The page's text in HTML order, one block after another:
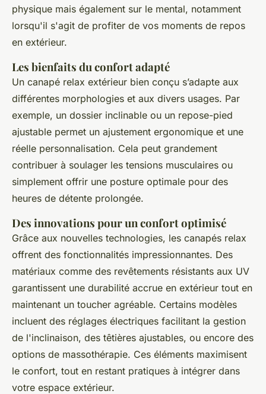
physique mais également sur le mental, notamment
lorsqu'il s'agit de profiter de vos moments de repos
en extérieur.
Les bienfaits du confort adapté
Un canapé relax extérieur bien conçu s’adapte aux
différentes morphologies et aux divers usages. Par
exemple, un dossier inclinable ou un repose-pied
ajustable permet un ajustement ergonomique et une
réelle personnalisation. Cela peut grandement
contribuer à soulager les tensions musculaires ou
simplement offrir une posture optimale pour des
heures de détente prolongée.
Des innovations pour un confort optimisé
Grâce aux nouvelles technologies, les canapés relax
offrent des fonctionnalités impressionnantes. Des
matériaux comme des revêtements résistants aux UV
garantissent une durabilité accrue en extérieur tout en
maintenant un toucher agréable. Certains modèles
incluent des réglages électriques facilitant la gestion
de l'inclinaison, des têtières ajustables, ou encore des
options de massothérapie. Ces éléments maximisent
le confort, tout en restant pratiques à intégrer dans
votre espace extérieur.